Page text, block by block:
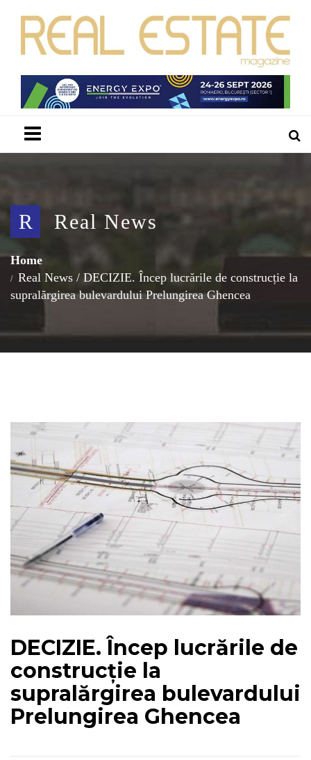
R Real News
Home
Real News / DECIZIE. Încep lucrările de construcție la
supralărgirea bulevardului Prelungirea Ghencea
DECIZIE. Încep lucrările de
construcție la
supralărgirea bulevardului
Prelungirea Ghencea